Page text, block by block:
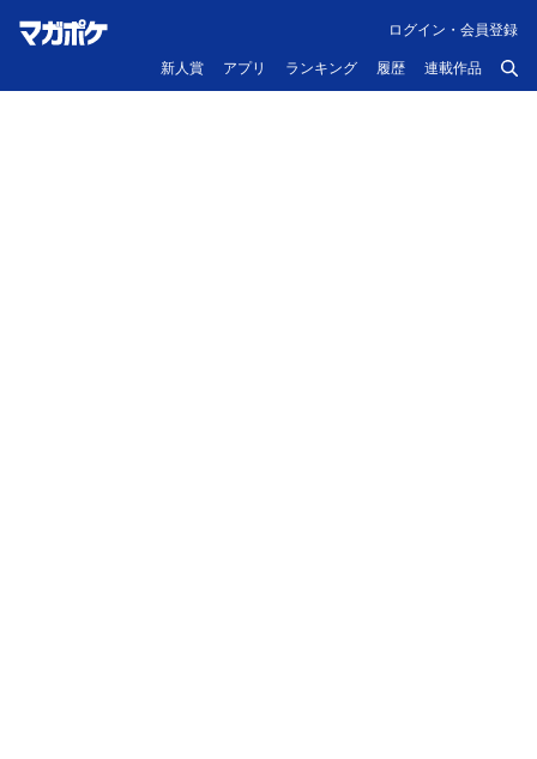
新人賞 アプリ ランキング 履歴 連載作品
ログイン・会員登録